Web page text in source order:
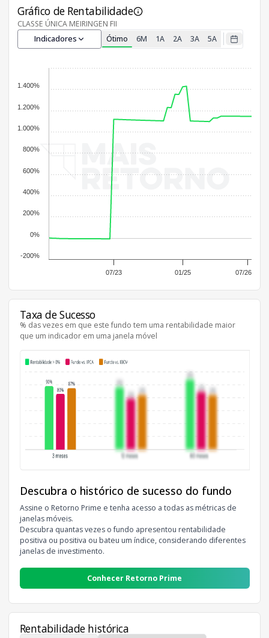
Gráfico de Rentabilidade
CLASSE ÚNICA MEIRINGEN FII
Indicadores Ótimo 6M 1A 2A 3A 5A
07/23 01/25 07/26
-200%
0%
200%
400%
600%
800%
1.000%
1.200%
1.400%
Taxa de Sucesso
% das vezes em que este fundo tem uma rentabilidade maior
que um indicador em uma janela móvel
Descubra o histórico de sucesso do fundo
Assine o Retorno Prime e tenha acesso a todas as métricas de
janelas móveis.
Descubra quantas vezes o fundo apresentou rentabilidade
positiva ou positiva ou bateu um índice, considerando diferentes
janelas de investimento.
Conhecer Retorno Prime
Rentabilidade histórica